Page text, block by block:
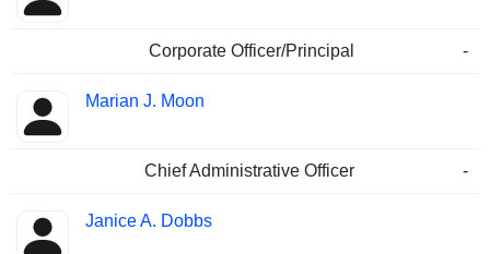
Corporate Officer/Principal -
Marian J. Moon
Chief Administrative Officer -
Janice A. Dobbs